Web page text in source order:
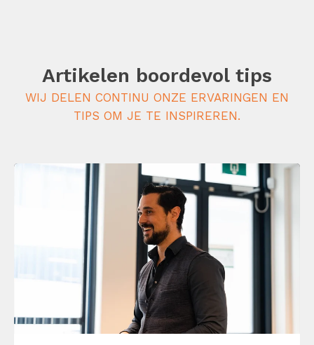
Artikelen boordevol tips
WIJ DELEN CONTINU ONZE ERVARINGEN EN
TIPS OM JE TE INSPIREREN.